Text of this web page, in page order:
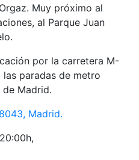
Muy próximo al
al Parque Juan
por la carretera M-
paradas de metro
de Madrid.
Madrid.